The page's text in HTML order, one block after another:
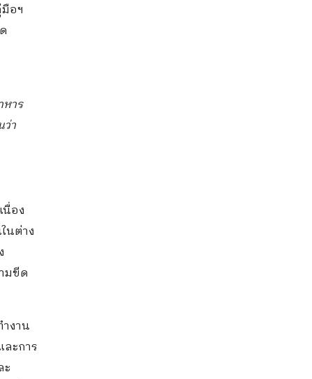
อฯ
าร
า
อง
นต่าง
มขีด
งาน
ะการ